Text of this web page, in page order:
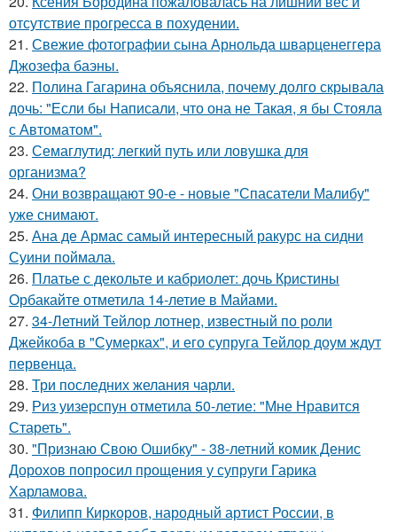
отсутствие прогресса в похудении.
21. Свежие фотографии сына Арнольда шварценеггера
Джозефа баэны.
22. Полина Гагарина объяснила, почему долго скрывала
дочь: "Если бы Написали, что она не Такая, я бы Стояла
с Автоматом".
23. Семаглутид: легкий путь или ловушка для
организма?
24. Они возвращают 90-е - новые "Спасатели Малибу"
уже снимают.
25. Ана де Армас самый интересный ракурс на сидни
Суини поймала.
26. Платье с декольте и кабриолет: дочь Кристины
Орбакайте отметила 14-летие в Майами.
27. 34-Летний Тейлор лотнер, известный по роли
Джейкоба в "Сумерках", и его супруга Тейлор доум ждут
первенца.
28. Три последних желания чарли.
29. Риз уизерспун отметила 50-летие: "Мне Нравится
Стареть".
30. "Признаю Свою Ошибку" - 38-летний комик Денис
Дорохов попросил прощения у супруги Гарика
Харламова.
31. Филипп Киркоров, народный артист России, в